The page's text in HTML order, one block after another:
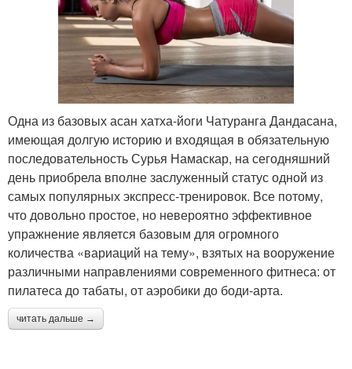
Одна из базовых асан хатха-йоги Чатуранга Дандасана,
имеющая долгую историю и входящая в обязательную
последовательность Сурья Намаскар, на сегодняшний
день приобрела вполне заслуженный статус одной из
самых популярных экспресс-тренировок. Все потому,
что довольно простое, но невероятно эффективное
упражнение является базовым для огромного
количества «вариаций на тему», взятых на вооружение
различными направлениями современного фитнеса: от
пилатеса до табаты, от аэробики до боди-арта.
читать дальше →